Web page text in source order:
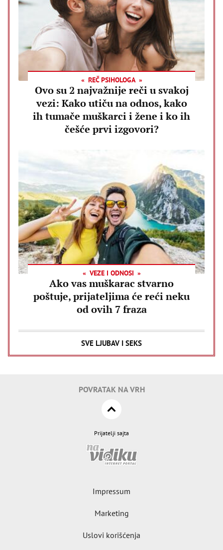
REČ PSIHOLOGA
Ovo su 2 najvažnije reči u svakoj
vezi: Kako utiču na odnos, kako
ih tumače muškarci i žene i ko ih
češće prvi izgovori?
VEZE I ODNOSI
Ako vas muškarac stvarno
poštuje, prijateljima će reći neku
od ovih 7 fraza
SVE LJUBAV I SEKS
POVRATAK NA VRH
Prijatelji sajta
Impressum
Marketing
Uslovi korišćenja